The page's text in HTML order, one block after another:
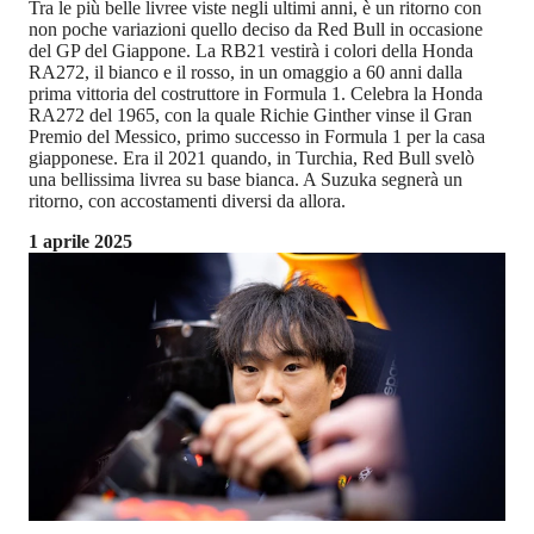
Tra le più belle livree viste negli ultimi anni, è un ritorno con
non poche variazioni quello deciso da Red Bull in occasione
del GP del Giappone. La RB21 vestirà i colori della Honda
RA272, il bianco e il rosso, in un omaggio a 60 anni dalla
prima vittoria del costruttore in Formula 1. Celebra la Honda
RA272 del 1965, con la quale Richie Ginther vinse il Gran
Premio del Messico, primo successo in Formula 1 per la casa
giapponese. Era il 2021 quando, in Turchia, Red Bull svelò
una bellissima livrea su base bianca. A Suzuka segnerà un
ritorno, con accostamenti diversi da allora.
1 aprile 2025